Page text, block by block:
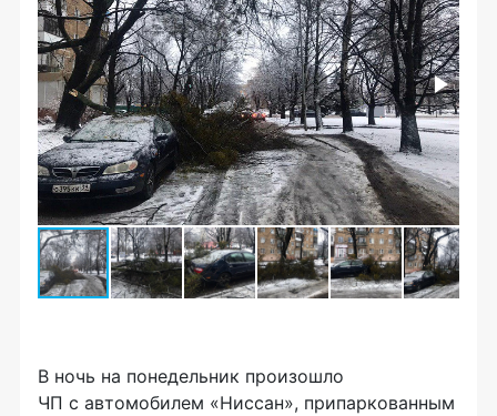
В ночь на понедельник произошло
ЧП с автомобилем «Ниссан», припаркованным